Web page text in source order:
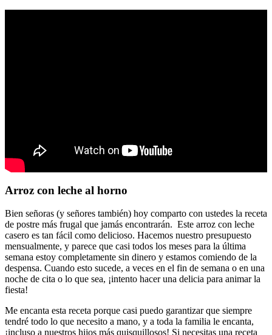
Arroz con leche al horno
Bien señoras (y señores también) hoy comparto con ustedes la receta
de postre más frugal que jamás encontrarán. Este arroz con leche
casero es tan fácil como delicioso. Hacemos nuestro presupuesto
mensualmente, y parece que casi todos los meses para la última
semana estoy completamente sin dinero y estamos comiendo de la
despensa. Cuando esto sucede, a veces en el fin de semana o en una
noche de cita o lo que sea, ¡intento hacer una delicia para animar la
fiesta!
Me encanta esta receta porque casi puedo garantizar que siempre
tendré todo lo que necesito a mano, y a toda la familia le encanta,
¡incluso a nuestros hijos más quisquillosos! Si necesitas una receta